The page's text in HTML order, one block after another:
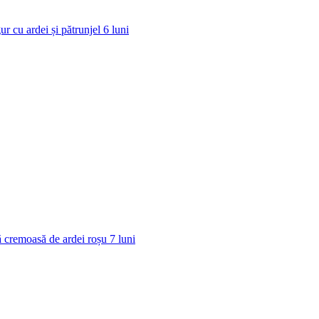
cu ardei și pătrunjel 6 luni
cremoasă de ardei roșu 7 luni